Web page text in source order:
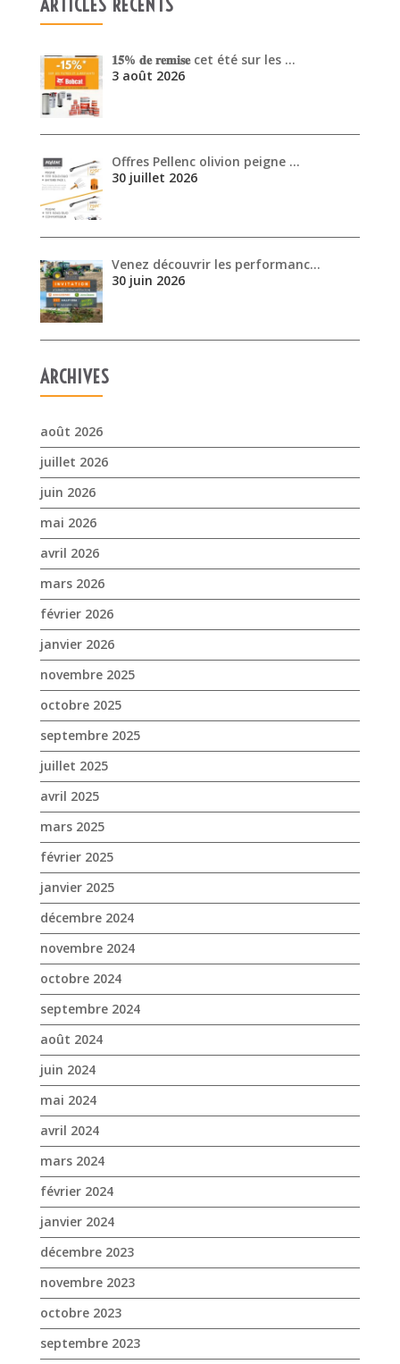
𝟏𝟓% 𝐝𝐞 𝐫𝐞𝐦𝐢𝐬𝐞 cet été sur les …
3 août 2026
Offres Pellenc olivion peigne …
30 juillet 2026
Venez découvrir les performanc…
30 juin 2026
ARCHIVES
août 2026
juillet 2026
juin 2026
mai 2026
avril 2026
mars 2026
février 2026
janvier 2026
novembre 2025
octobre 2025
septembre 2025
juillet 2025
avril 2025
mars 2025
février 2025
janvier 2025
décembre 2024
novembre 2024
octobre 2024
septembre 2024
août 2024
juin 2024
mai 2024
avril 2024
mars 2024
février 2024
janvier 2024
décembre 2023
novembre 2023
octobre 2023
septembre 2023